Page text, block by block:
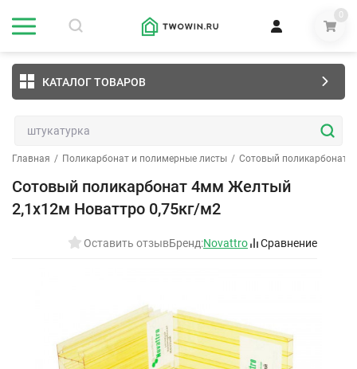
0
КАТАЛОГ ТОВАРОВ
Главная / Поликарбонат и полимерные листы / Сотовый поликарбонат
Сотовый поликарбонат 4мм Желтый
2,1х12м Новаттро 0,75кг/м2
Оставить отзывБренд:Novattro Сравнение